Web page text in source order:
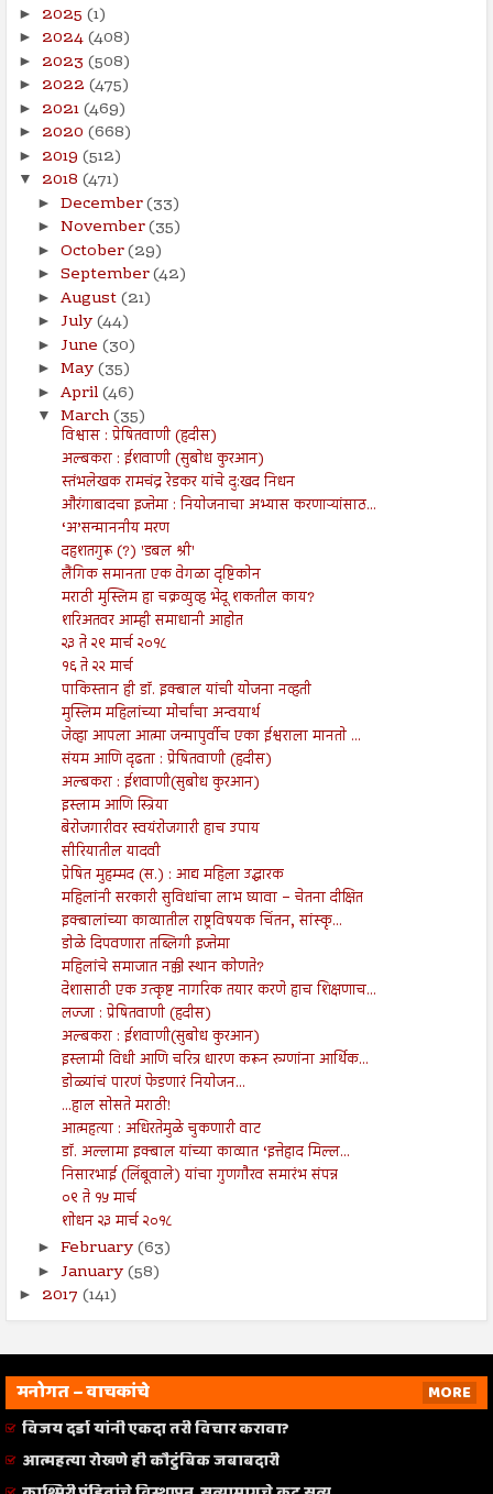
► 2025 (1)
► 2024(408)
► 2023 (508)
► 2022 (475)
► 2021(469)
► 2020 (668)
► 2019 (512)
▼ 2018 (471)
► December(33)
► November(35)
► October(29)
► September(42)
► August(21)
► July(44)
► June (30)
► May(35)
► April(46)
▼ March(35)
विश्वास : प्रेषितवाणी (हदीस)
अल्बकरा : ईशवाणी (सुबोध कुरआन)
स्तंभलेखक रामचंद्र रेडकर यांचे दु:खद निधन
औरंगाबादचा इज्तेमा : नियोजनाचा अभ्यास करणाऱ्यांसाठ...
‘अ’सन्माननीय मरण
दहशतगुरू (?) 'डबल श्री'
लैंगिक समानता एक वेगळा दृष्टिकोन
मराठी मुस्लिम हा चक्रव्युव्ह भेदू शकतील काय?
शरिअतवर आम्ही समाधानी आहोत
२३ ते २९ मार्च २०१८
१६ ते २२ मार्च
पाकिस्तान ही डॉ. इक्बाल यांची योजना नव्हती
मुस्लिम महिलांच्या मोर्चांचा अन्वयार्थ
जेव्हा आपला आत्मा जन्मापुर्वीच एका ईश्वराला मानतो ...
संयम आणि दृढता : प्रेषितवाणी (हदीस)
अल्बकरा : ईशवाणी(सुबोध कुरआन)
इस्लाम आणि स्त्रिया
बेरोजगारीवर स्वयंरोजगारी हाच उपाय
सीरियातील यादवी
प्रेषित मुहम्मद (स.) : आद्य महिला उद्धारक
महिलांनी सरकारी सुविधांचा लाभ घ्यावा – चेतना दीक्षित
इक्बालांच्या काव्यातील राष्ट्रविषयक चिंतन, सांस्कृ...
डोळे दिपवणारा तब्लिगी इज्तेमा
महिलांचे समाजात नक्की स्थान कोणते?
देशासाठी एक उत्कृष्ट नागरिक तयार करणे हाच शिक्षणाच...
लज्जा : प्रेषितवाणी (हदीस)
अल्बकरा : ईशवाणी(सुबोध कुरआन)
इस्लामी विधी आणि चरित्र धारण करून रुग्णांना आर्थिक...
डोळ्यांचं पारणं फेडणारं नियोजन...
...हाल सोसते मराठी!
आत्महत्या : अधिरतेमुळे चुकणारी वाट
डॉ. अल्लामा इक्बाल यांच्या काव्यात ‘इत्तेहाद मिल्ल...
निसारभाई (लिंबूवाले) यांचा गुणगौरव समारंभ संपन्न
०९ ते १५ मार्च
शोधन २३ मार्च २०१८
► February(63)
► January(58)
► 2017 (141)
मनोगत – वाचकांचे
MORE
विजय दर्डा यांनी एकदा तरी विचार करावा?
आत्महत्या रोखणे ही कौटुंबिक जबाबदारी